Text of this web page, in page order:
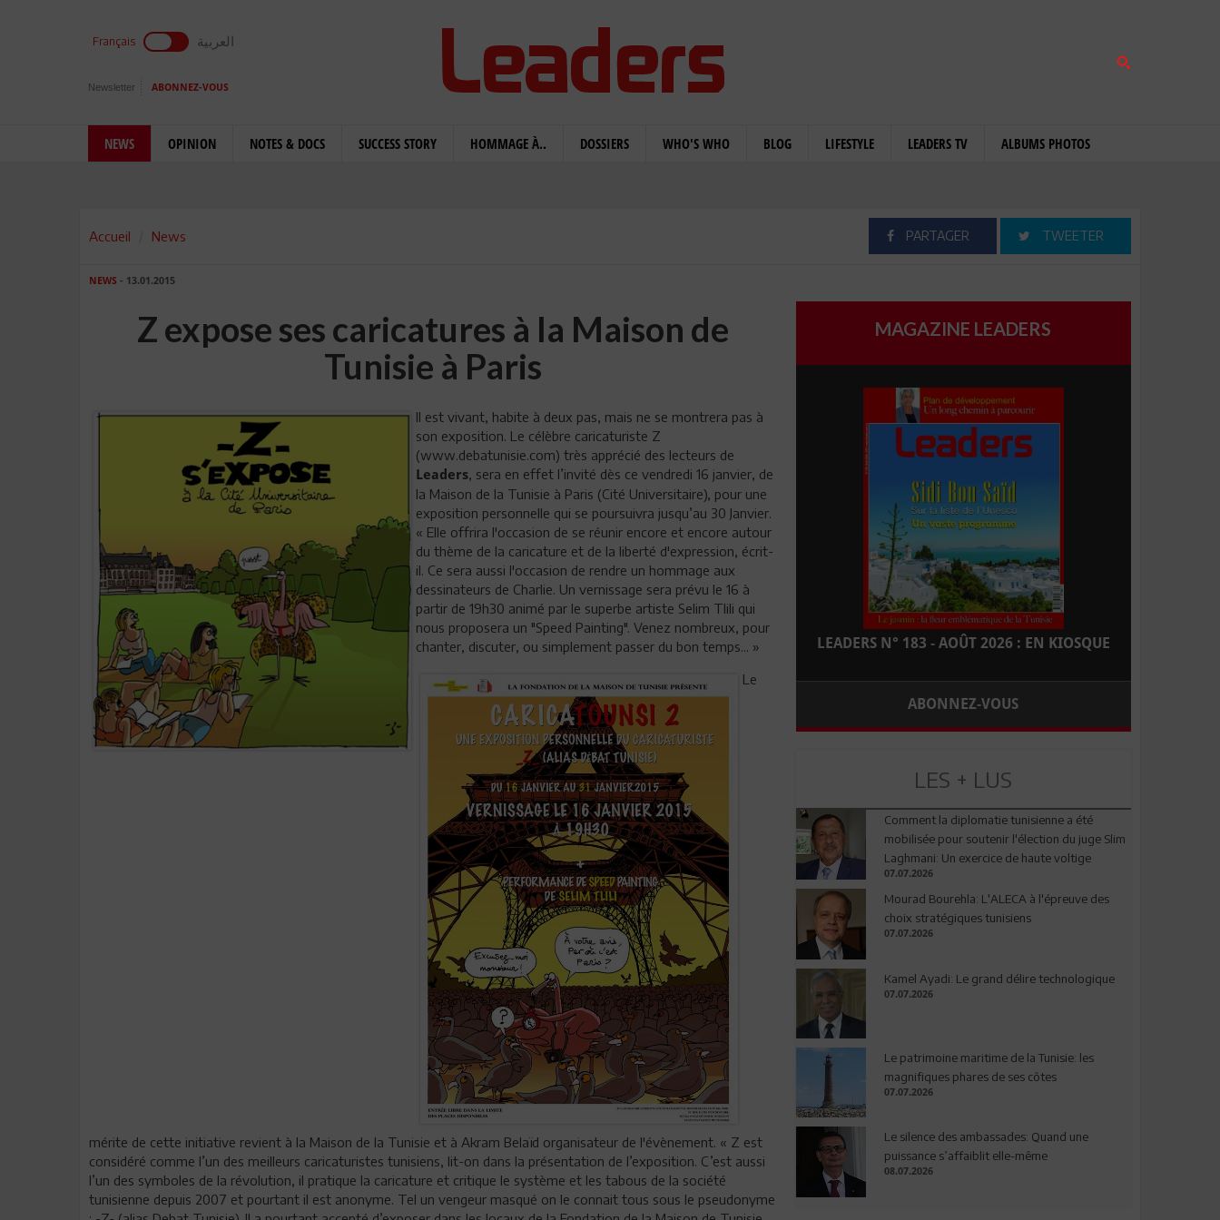
Français العربية
Newsletter ABONNEZ-VOUS
NEWS OPINION NOTES & DOCS SUCCESS STORY HOMMAGE À.. DOSSIERS WHO'S WHO BLOG LIFESTYLE LEADERS TV ALBUMS PHOTOS
Accueil News PARTAGER TWEETER
NEWS - 13.01.2015
Z expose ses caricatures à la Maison de
Tunisie à Paris
Il est vivant, habite à deux pas, mais ne se montrera pas à
son exposition. Le célèbre caricaturiste Z
(www.debatunisie.com) très apprécié des lecteurs de
Leaders, sera en effet l’invité dès ce vendredi 16 janvier, de
la Maison de la Tunisie à Paris (Cité Universitaire), pour une
exposition personnelle qui se poursuivra jusqu’au 30 Janvier.
« Elle offrira l'occasion de se réunir encore et encore autour
du thème de la caricature et de la liberté d'expression, écrit-
il. Ce sera aussi l'occasion de rendre un hommage aux
dessinateurs de Charlie. Un vernissage sera prévu le 16 à
partir de 19h30 animé par le superbe artiste Selim Tlili qui
nous proposera un "Speed Painting". Venez nombreux, pour
chanter, discuter, ou simplement passer du bon temps... »
Le
mérite de cette initiative revient à la Maison de la Tunisie et à Akram Belaïd organisateur de l'évènement. « Z est
considéré comme l’un des meilleurs caricaturistes tunisiens, lit-on dans la présentation de l’exposition. C’est aussi
l’un des symboles de la révolution, il pratique la caricature et critique le système et les tabous de la société
tunisienne depuis 2007 et pourtant il est anonyme. Tel un vengeur masqué on le connait tous sous le pseudonyme
MAGAZINE LEADERS
LEADERS N° 183 - AOÛT 2026 : EN KIOSQUE
ABONNEZ-VOUS
LES + LUS
Comment la diplomatie tunisienne a été
mobilisée pour soutenir l'élection du juge Slim
Laghmani: Un exercice de haute voltige
07.07.2026
Mourad Bourehla: L'ALECA à l'épreuve des
choix stratégiques tunisiens
07.07.2026
Kamel Ayadi: Le grand délire technologique
07.07.2026
Le patrimoine maritime de la Tunisie: les
magnifiques phares de ses côtes
07.07.2026
Le silence des ambassades: Quand une
puissance s’affaiblit elle-même
08.07.2026